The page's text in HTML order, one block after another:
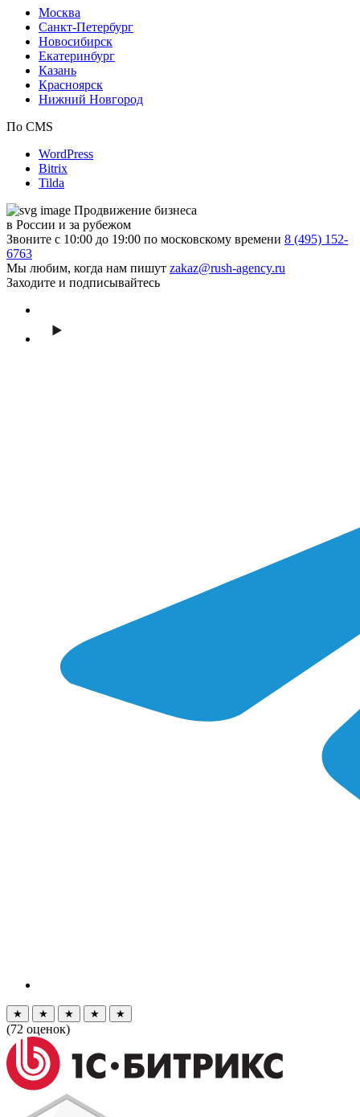
Москва
Санкт-Петербург
Новосибирск
Екатеринбург
Казань
Красноярск
Нижний Новгород
По CMS
WordPress
Bitrix
Tilda
Продвижение бизнеса
в России и за рубежом
Звоните с 10:00 до 19:00 по московскому времени 8 (495) 152-
6763
Мы любим, когда нам пишут zakaz@rush-agency.ru
Заходите и подписывайтесь
★ ★ ★ ★ ★
(72 оценок)